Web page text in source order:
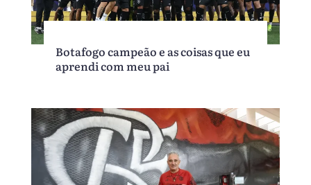
Botafogo campeão e as coisas que eu
aprendi com meu pai